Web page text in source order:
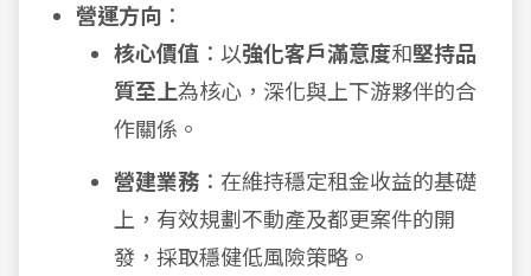
營運方向 ：
核心價值 ：以強化客戶滿意度和堅持品
質至上為核心，深化與上下游夥伴的合
作關係。
營建業務 ：在維持穩定租金收益的基礎
上，有效規劃不動產及都更案件的開
發，採取穩健低風險策略。